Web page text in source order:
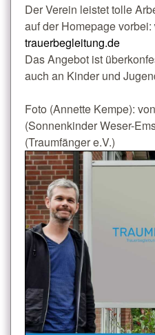
Der Verein leistet tolle
auf der Homepage vorbei:
trauerbegleitung.de
Das Angebot ist
auch an Kinder und
Foto (Annette Kempe):
(Sonnenkinder Weser-
(Traumfänger e.V.)